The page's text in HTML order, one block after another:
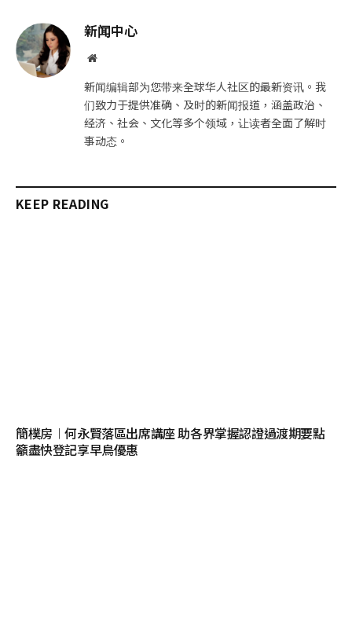
新闻中心
网
新闻编辑部为您带来全球华人社区的最新资讯。我
们致力于提供准确、及时的新闻报道，涵盖政治、
经济、社会、文化等多个领域，让读者全面了解时
事动态。
KEEP READING
簡樸房︱何永賢落區出席講座 助各界掌握認證過渡期要點
籲盡快登記享早鳥優惠